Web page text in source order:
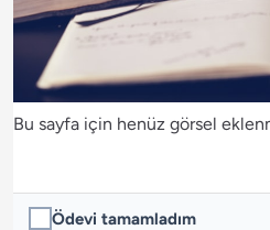
Bu sayfa için henüz görsel
Ödevi tamamladım